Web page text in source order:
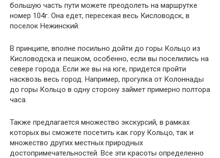
большую часть пути можете преодолеть на маршрутке
номер 104г. Она едет, пересекая весь Кисловодск, в
поселок Нежинский.
В принципе, вполне посильно дойти до горы Кольцо из
Кисловодска и пешком, особенно, если вы поселились на
севере города. Если же вы на юге, придется пройти
насквозь весь город. Например, прогулка от Колоннады
до горы Кольцо в одну сторону займет примерно полтора
часа.
Также предлагается множество экскурсий, в рамках
которых вы сможете посетить как гору Кольцо, так и
множество других местных природных
достопримечательностей. Все эти красоты определенно